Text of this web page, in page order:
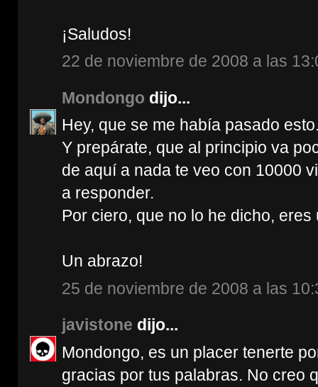
¡Saludos!
22 de noviembre de 2008 a las
Mondongo dijo...
Hey, que se me había pasado
Y prepárate, que al principio va
de aquí a nada te veo con 10000
a responder.
Por ciero, que no lo he dicho, eres
Un abrazo!
25 de noviembre de 2008 a las
javistone dijo...
Mondongo, es un placer tenerte
gracias por tus palabras. No creo